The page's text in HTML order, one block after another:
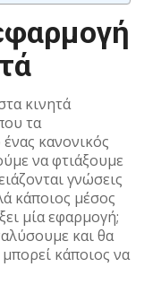
κινητά
τα
κανονικός
να φτιάξουμε
γνώσεις
κάποιος μέσος
μία εφαρμογή;
και θα
κάποιος να